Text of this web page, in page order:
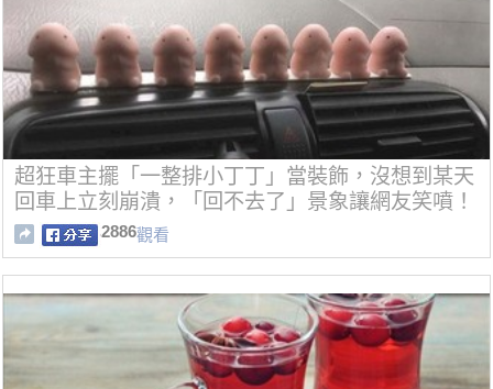
超狂車主擺「一整排小丁丁」當裝飾，沒想到某天
回車上立刻崩潰，「回不去了」景象讓網友笑噴！
2886觀看